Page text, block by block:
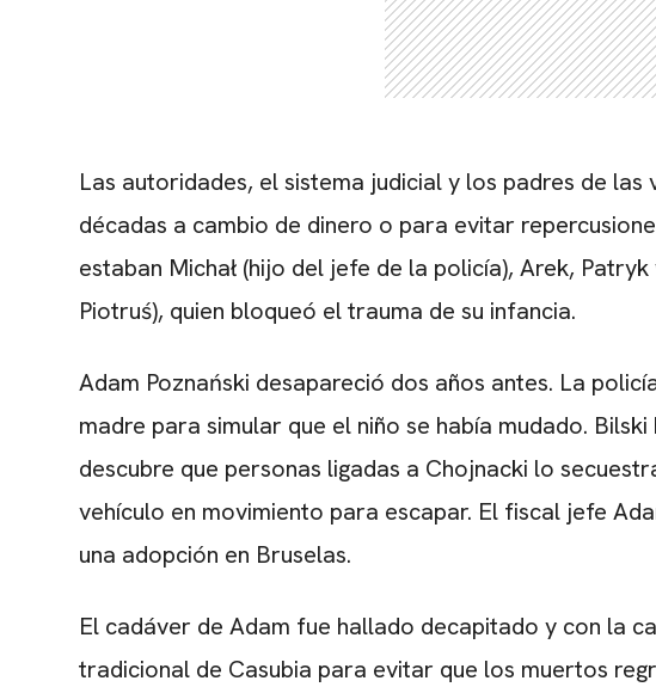
Las autoridades, el sistema judicial y los padres de
décadas a cambio de dinero o para evitar
estaban Michał (hijo del jefe de la policía), Arek,
Piotruś), quien bloqueó el trauma de su infancia.
Adam Poznański desapareció dos años antes. La
madre para simular que el niño se había mudado.
descubre que personas ligadas a Chojnacki lo
vehículo en movimiento para escapar. El fiscal jefe
una adopción en Bruselas.
El cadáver de Adam fue hallado decapitado y con la
tradicional de Casubia para evitar que los muertos